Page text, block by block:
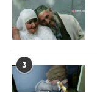
3